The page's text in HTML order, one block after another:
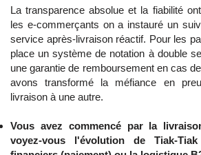
La transparence absolue et la fiabilité
les e-commerçants on a instauré un
service après-livraison réactif. Pour les
place un système de notation à double
une garantie de remboursement en cas
avons transformé la méfiance en
livraison à une autre.
Vous avez commencé par la
voyez-vous l'évolution de Tiak-